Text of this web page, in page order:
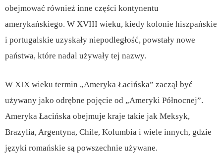
obejmować również inne części kontynentu
amerykańskiego. W XVIII wieku, kiedy kolonie hiszpańskie
i portugalskie uzyskały niepodległość, powstały nowe
państwa, które nadal używały tej nazwy.
W XIX wieku termin „Ameryka Łacińska” zaczął być
używany jako odrębne pojęcie od „Ameryki Północnej”.
Ameryka Łacińska obejmuje kraje takie jak Meksyk,
Brazylia, Argentyna, Chile, Kolumbia i wiele innych, gdzie
języki romańskie są powszechnie używane.